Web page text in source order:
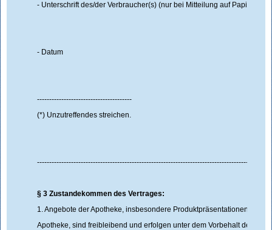
- Unterschrift des/der Verbraucher(s) (nur bei Mitteilung auf Papier)
- Datum
---------------------------------------
(*) Unzutreffendes streichen.
§ 3 Zustandekommen des Vertrages:
1. Angebote der Apotheke, insbesondere Produktpräsentationen auf
Apotheke, sind freibleibend und erfolgen unter dem Vorbehalt der